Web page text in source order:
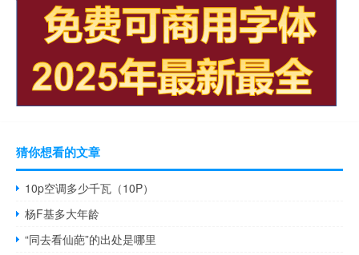
猜你想看的文章
10p空调多少千瓦（10P）
杨F基多大年龄
“同去看仙葩”的出处是哪里